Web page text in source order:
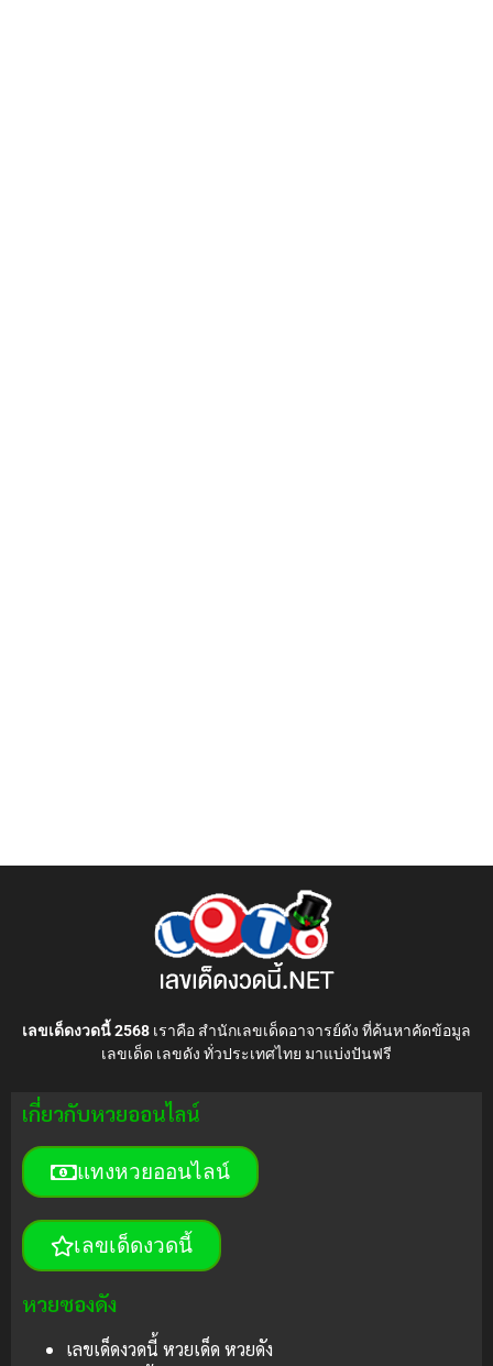
เลขเด็ดงวดนี้ 2568 เราคือ สำนักเลขเด็ดอาจารย์ดัง ที่ค้นหาคัดข้อมูล
เลขเด็ด เลขดัง ทั่วประเทศไทย มาแบ่งปันฟรี
เกี่ยวกับหวยออนไลน์
แทงหวยออนไลน์
เลขเด็ดงวดนี้
หวยซองดัง
เลขเด็ดงวดนี้ หวยเด็ด หวยดัง